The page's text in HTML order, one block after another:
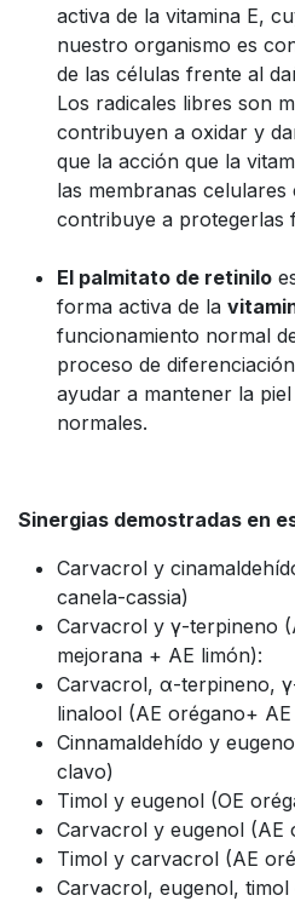
activa de la vitamina E,
nuestro organismo es
de las células frente al
Los radicales libres son
contribuyen a oxidar y
que la acción que la
las membranas
contribuye a protegerlas
El palmitato de retinilo
forma activa de la
funcionamiento normal
proceso de
ayudar a mantener la
normales.
Sinergias demostradas en
Carvacrol y
canela-cassia)
Carvacrol y γ-terpineno
mejorana + AE limón):
Carvacrol, α-terpineno,
linalool (AE orégano+
Cinnamaldehído y
clavo)
Timol y eugenol (OE
Carvacrol y eugenol (AE
Timol y carvacrol (AE
Carvacrol, eugenol, timol